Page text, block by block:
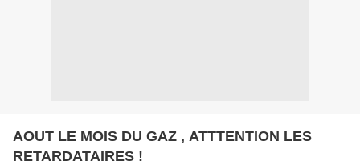
AOUT LE MOIS DU GAZ , ATTTENTION LES
RETARDATAIRES !